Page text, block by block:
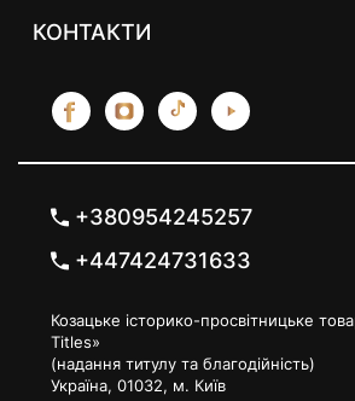
КОНТАКТИ
+380954245257
+447424731633
Козацьке історико-просвітницьке
Titles»
(надання титулу та благодійність)
Україна, 01032, м. Київ